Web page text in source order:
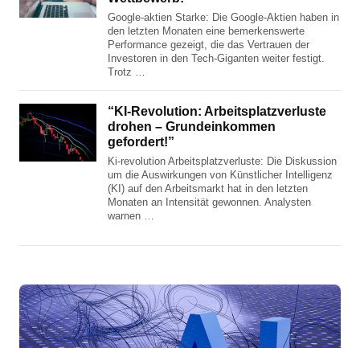
Google-aktien Starke: Die Google-Aktien haben in
den letzten Monaten eine bemerkenswerte
Performance gezeigt, die das Vertrauen der
Investoren in den Tech-Giganten weiter festigt.
Trotz …
“KI-Revolution: Arbeitsplatzverluste
drohen – Grundeinkommen
gefordert!”
Ki-revolution Arbeitsplatzverluste: Die Diskussion
um die Auswirkungen von Künstlicher Intelligenz
(KI) auf den Arbeitsmarkt hat in den letzten
Monaten an Intensität gewonnen. Analysten
warnen …